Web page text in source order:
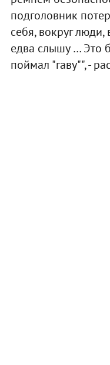
подголовник
себя, вокруг люди,
едва слышу … Это
поймал "гаву"", -